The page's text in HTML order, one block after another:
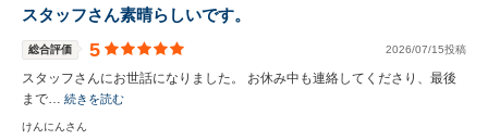
スタッフさん素晴らしいです。
総合評価 5 2026/07/15投稿
スタッフさんにお世話になりました。 お休み中も連絡してくださり、最後
まで… 続きを読む
けんにんさん